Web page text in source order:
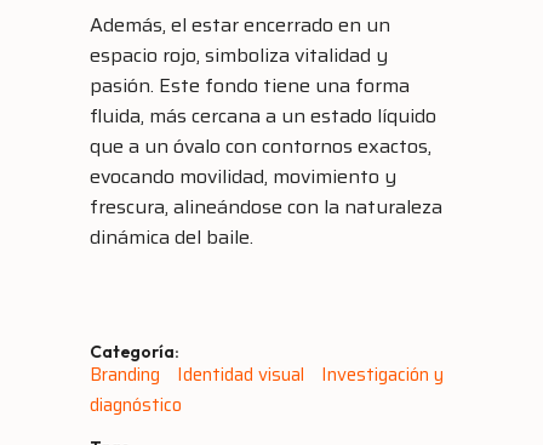
Además, el estar encerrado en un
espacio rojo, simboliza vitalidad y
pasión. Este fondo tiene una forma
fluida, más cercana a un estado líquido
que a un óvalo con contornos exactos,
evocando movilidad, movimiento y
frescura, alineándose con la naturaleza
dinámica del baile.
Categoría:
Branding Identidad visual
Investigación y
diagnóstico